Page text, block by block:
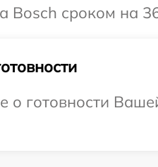
Bosch сроком на
о готовности